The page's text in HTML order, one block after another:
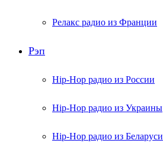
Релакс радио из Франции
Рэп
Hip-Hop радио из России
Hip-Hop радио из Украины
Hip-Hop радио из Беларуси